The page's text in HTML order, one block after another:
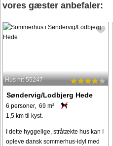
vores gæster anbefaler:
Hus nr: 55247
Søndervig/Lodbjerg Hede
6 personer, 69 m²
1,5 km til kyst.
I dette hyggelige, stråtækte hus kan I
opleve dansk sommerhus-idyl med